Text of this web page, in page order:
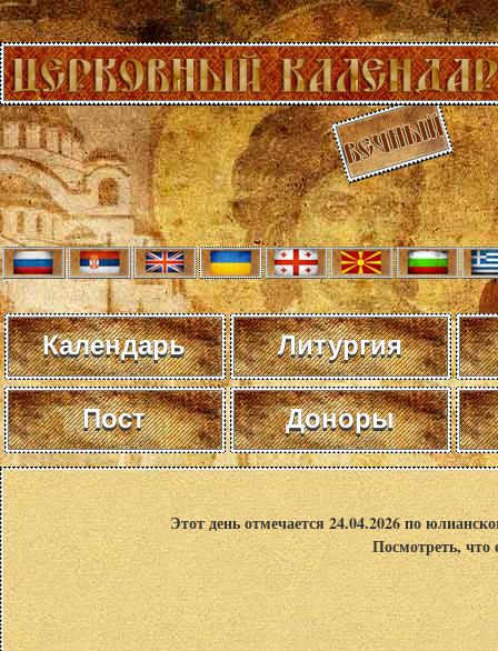
Календарь Литургия
Пост Доноры
Этот день отмечается 24.04.2026 по
Посмотреть,